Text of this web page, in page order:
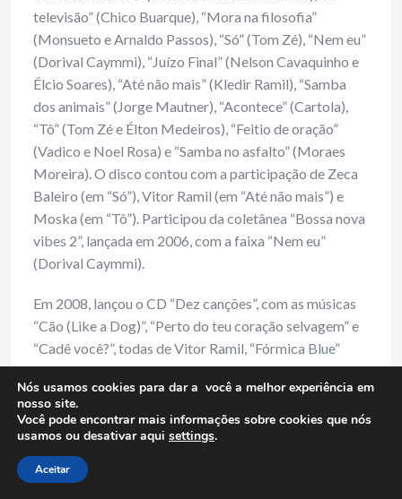
televisão” (Chico Buarque), “Mora na filosofia”
(Monsueto e Arnaldo Passos), “Só” (Tom Zé), “Nem eu”
(Dorival Caymmi), “Juízo Final” (Nelson Cavaquinho e
Élcio Soares), “Até não mais” (Kledir Ramil), “Samba
dos animais” (Jorge Mautner), “Acontece” (Cartola),
“Tô” (Tom Zé e Élton Medeiros), “Feitio de oração”
(Vadico e Noel Rosa) e “Samba no asfalto” (Moraes
Moreira). O disco contou com a participação de Zeca
Baleiro (em “Só”), Vitor Ramil (em “Até não mais”) e
Moska (em “Tô”). Participou da coletânea “Bossa nova
vibes 2”, lançada em 2006, com a faixa “Nem eu”
(Dorival Caymmi).
Em 2008, lançou o CD “Dez canções”, com as músicas
“Cão (Like a Dog)”, “Perto do teu coração selvagem” e
“Cadê você?”, todas de Vitor Ramil, “Fórmica Blue”
(Vitor Ramil e Luciano Mello), “Vida em Marte” (Life on
Mars) (David Bowie, Vrs. Seu Jorge), “Ficar” (Celso
Fonseca), “Tardes vazias” (George Israel e Cris Braun),
“Sertão” (Moreno Veloso e Caetano Veloso), “Copo
vazio” (Gilberto Gil) e ainda “O mundo ao redor”, de sua
parceria com Billy Brandão.
Nós usamos cookies para dar a você a melhor experiência em
nosso site.
Você pode encontrar mais informações sobre cookies que nós
usamos ou desativar aqui settings.
Aceitar